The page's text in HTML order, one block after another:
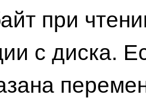
при
с диска.